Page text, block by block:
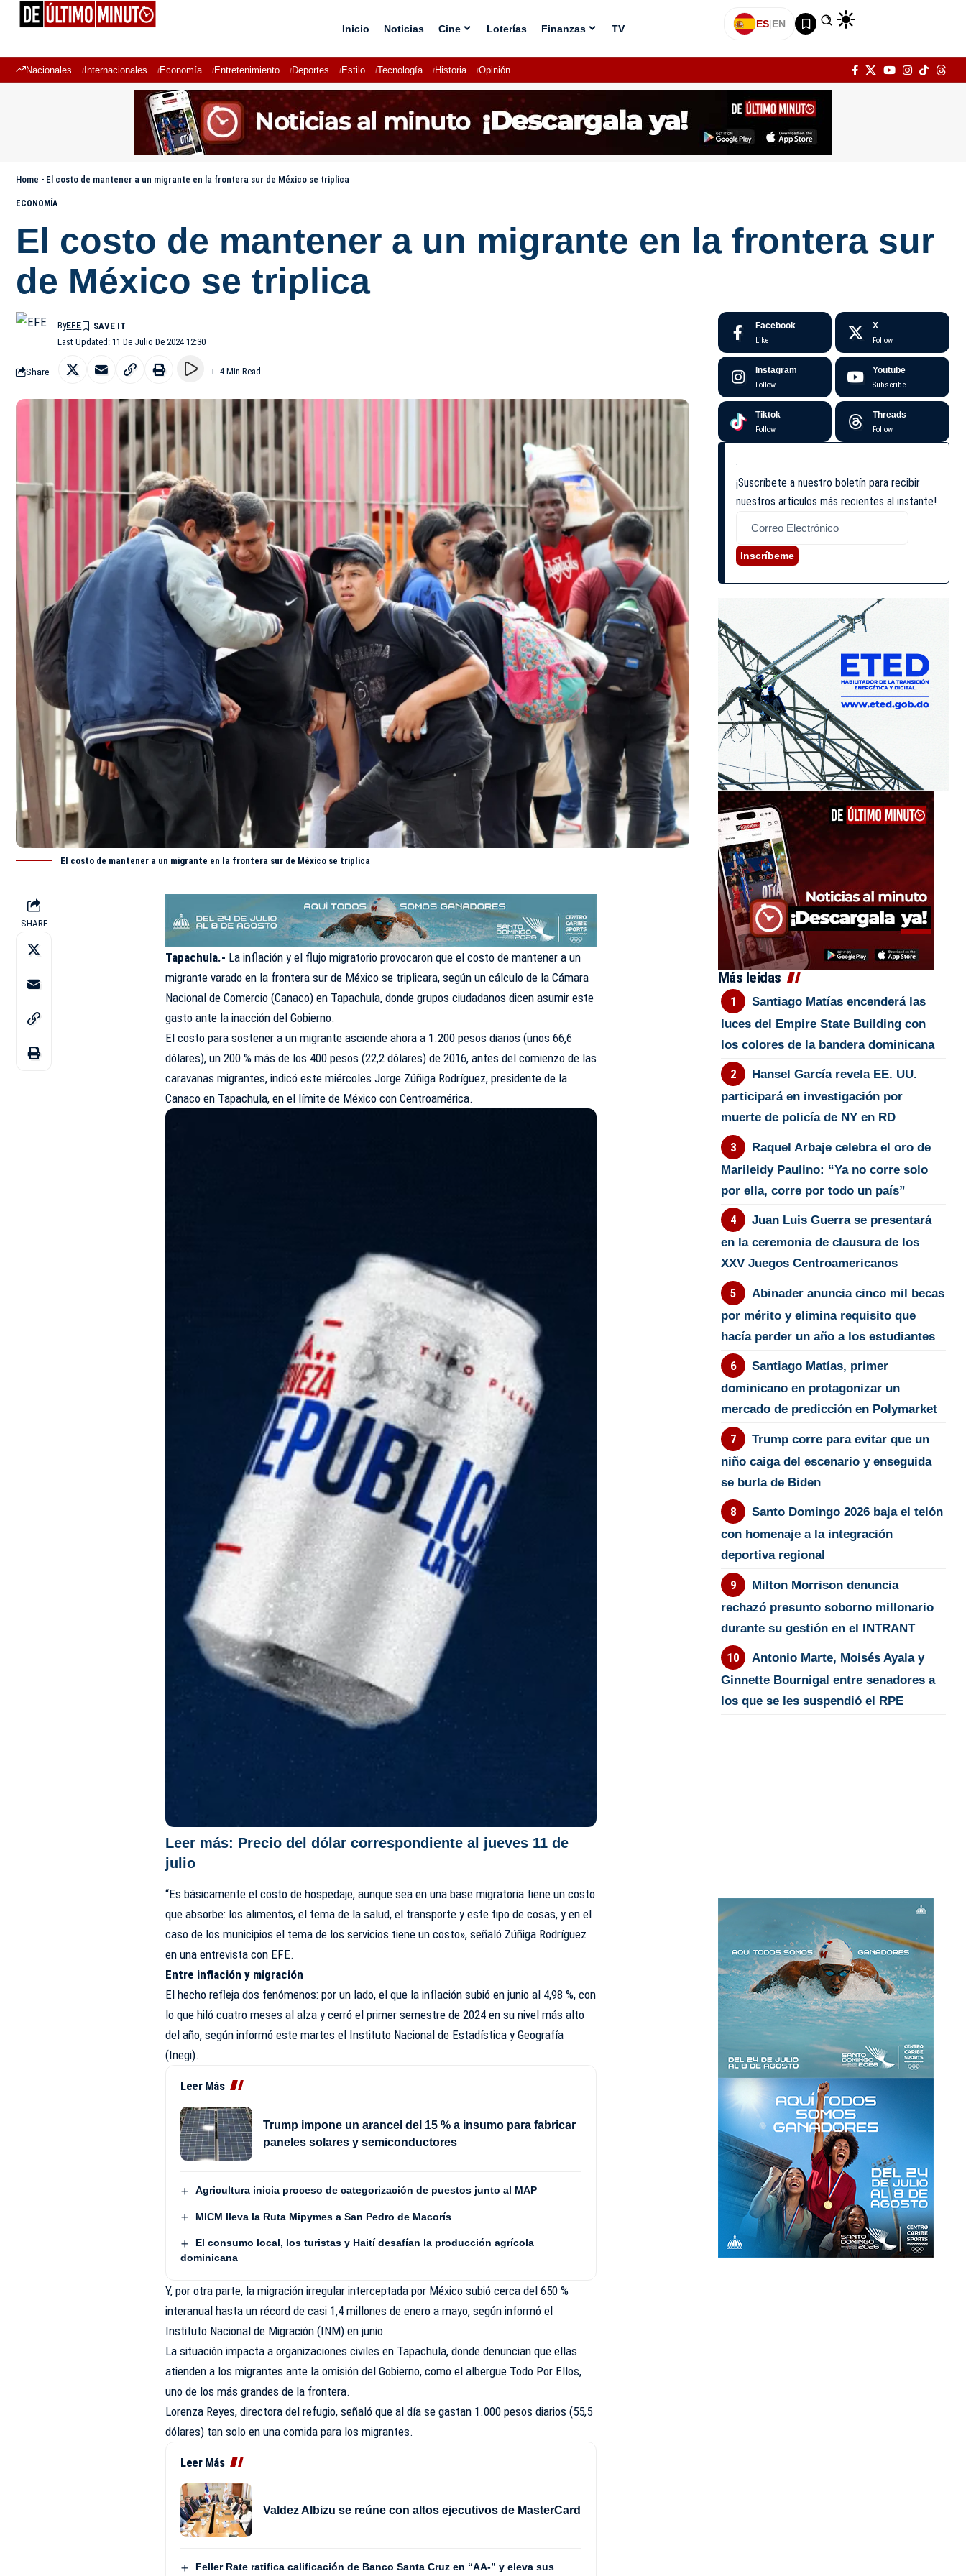
Inicio Noticias Cine Loterías Finanzas TV ES|EN
Nacionales Internacionales Economía Entretenimiento Deportes Estilo Tecnología Historia Opinión
Home - El costo de mantener a un migrante en la frontera sur de México se triplica
ECONOMÍA
El costo de mantener a un migrante en la frontera sur
de México se triplica
Last Updated: 11 De Julio De 2024 12:30
ByEFE
Share 4 Min Read
El costo de mantener a un migrante en la frontera sur de México se triplica
SHARE
Tapachula.- La inflación y el flujo migratorio provocaron que el costo demantenera un
migrante varado en la frontera sur de México se triplicara, según un cálculo de la Cámara
Nacional de Comercio (Canaco) en Tapachula, donde grupos ciudadanos dicen asumir este
gasto ante la inacción del Gobierno.
El costo para sostener a un migrante asciende ahora a 1.200 pesos diarios (unos 66,6
dólares), un 200 % más de los 400 pesos (22,2 dólares) de 2016, antes del comienzo de las
caravanas migrantes, indicó este miércoles Jorge Zúñiga Rodríguez, presidente de la
Canaco en Tapachula, en el límite de México con Centroamérica.
Leer más: Precio del dólar correspondiente al jueves 11 de
julio
“Es básicamente el costo de hospedaje, aunque sea en una base migratoria tiene un costo
que absorbe: los alimentos, el tema de la salud, el transporte y este tipo de cosas, y en el
caso de los municipios el tema de los servicios tiene un costo», señaló Zúñiga Rodríguez
en una entrevista con EFE.
Entre inflación y migración
El hecho refleja dos fenómenos: por un lado, el que la inflación subió en junio al 4,98 %, con
lo que hiló cuatro meses al alza y cerró el primer semestre de 2024 en su nivel más alto
del año, según informó este martes el Instituto Nacional de Estadística y Geografía
(Inegi).
Leer Más
Trump impone un arancel del 15 % a insumo para fabricar
paneles solares y semiconductores
Agricultura inicia proceso de categorización de puestos junto al MAP
MICM lleva la Ruta Mipymes a San Pedro de Macorís
El consumo local, los turistas y Haití desafían la producción agrícola
dominicana
Y, por otra parte, la migración irregular interceptada por México subió cerca del 650 %
interanual hasta un récord de casi 1,4 millones de enero a mayo, según informó el
Instituto Nacional de Migración (INM) en junio.
La situación impacta a organizaciones civiles en Tapachula, donde denuncian que ellas
atienden a los migrantes ante la omisión del Gobierno, como el albergue Todo Por Ellos,
uno de los más grandes de la frontera.
Lorenza Reyes, directora del refugio, señaló que al día se gastan 1.000 pesos diarios (55,5
dólares) tan solo en una comida para los migrantes.
Leer Más
Valdez Albizu se reúne con altos ejecutivos de MasterCard
Feller Rate ratifica calificación de Banco Santa Cruz en “AA-” y eleva sus
Facebook
Like
X
Follow
Instagram
Follow
Youtube
Subscribe
Tiktok
Follow
Threads
Follow
¡Suscríbete a nuestro boletín para recibir
nuestros artículos más recientes al instante!
Inscríbeme
Más leídas
Santiago Matías encenderá las
luces del Empire State Building con
los colores de la bandera dominicana
Hansel García revela EE. UU.
participará en investigación por
muerte de policía de NY en RD
Raquel Arbaje celebra el oro de
Marileidy Paulino: “Ya no corre solo
por ella, corre por todo un país”
Juan Luis Guerra se presentará
en la ceremonia de clausura de los
XXV Juegos Centroamericanos
Abinader anuncia cinco mil becas
por mérito y elimina requisito que
hacía perder un año a los estudiantes
Santiago Matías, primer
dominicano en protagonizar un
mercado de predicción en Polymarket
Trump corre para evitar que un
niño caiga del escenario y enseguida
se burla de Biden
Santo Domingo 2026 baja el telón
con homenaje a la integración
deportiva regional
Milton Morrison denuncia
rechazó presunto soborno millonario
durante su gestión en el INTRANT
Antonio Marte, Moisés Ayala y
Ginnette Bournigal entre senadores a
los que se les suspendió el RPE